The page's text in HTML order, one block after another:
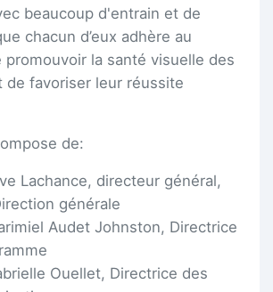
beaucoup d'entrain et de
chacun d’eux adhère au
promouvoir la santé visuelle des
favoriser leur réussite
de:
Lachance, directeur général,
générale
Audet Johnston, Directrice
Ouellet, Directrice des